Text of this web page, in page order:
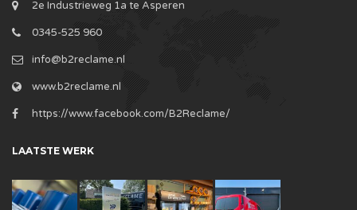
2e Industrieweg 1a te Asperen
0345-525 960
info@b2reclame.nl
www.b2reclame.nl
https://www.facebook.com/B2Reclame/
LAATSTE WERK